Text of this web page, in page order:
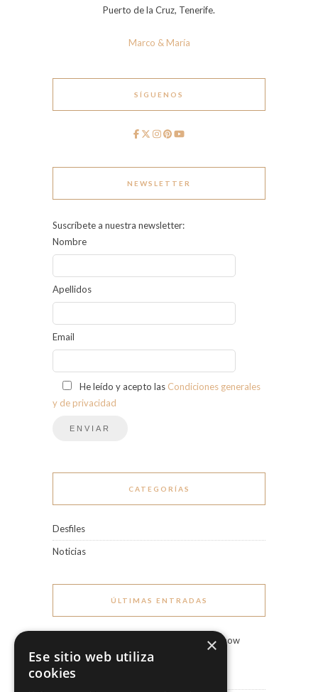
Puerto de la Cruz, Tenerife.
Marco & María
SÍGUENOS
NEWSLETTER
Suscríbete a nuestra newsletter:
Nombre
Apellidos
Email
He leído y acepto las Condiciones generales
y de privacidad
CATEGORÍAS
Desfiles
Noticias
ÚLTIMAS ENTRADAS
Marco & María Fashion Show
“Miradas”
×
Ese sitio web utiliza
cookies